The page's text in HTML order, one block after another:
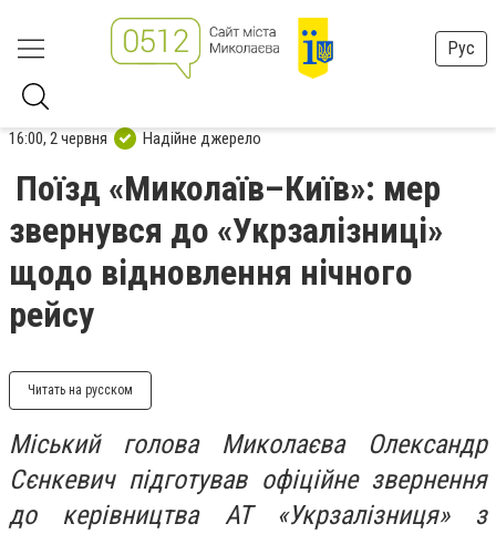
Рус
16:00, 2 червня Надійне джерело
Поїзд «Миколаїв–Київ»: мер
звернувся до «Укрзалізниці»
щодо відновлення нічного
рейсу
Читать на русском
Міський голова Миколаєва Олександр
Сєнкевич підготував офіційне звернення
до керівництва АТ «Укрзалізниця» з